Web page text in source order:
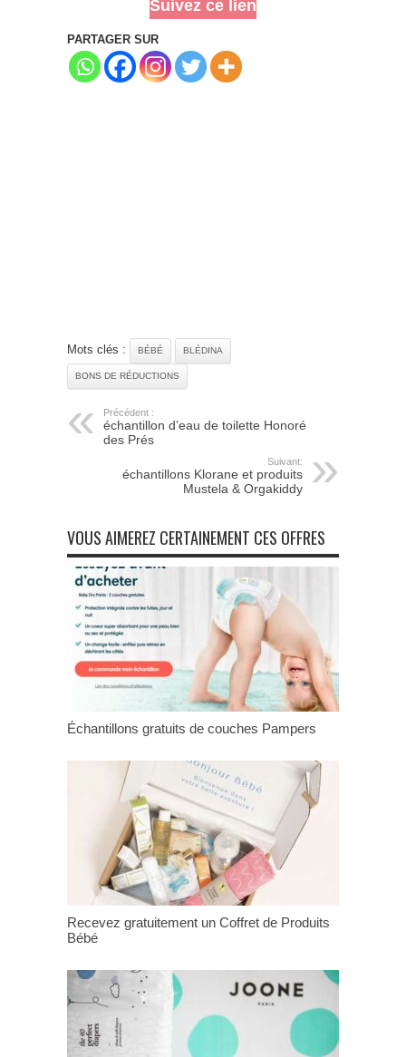
Suivez ce lien
PARTAGER SUR
Mots clés : BÉBÉ BLÉDINA
BONS DE RÉDUCTIONS
Précédent :
échantillon d’eau de toilette Honoré
des Prés
Suivant:
échantillons Klorane et produits
Mustela & Orgakiddy
VOUS AIMEREZ CERTAINEMENT CES OFFRES
Échantillons gratuits de couches Pampers
Recevez gratuitement un Coffret de Produits
Bébé